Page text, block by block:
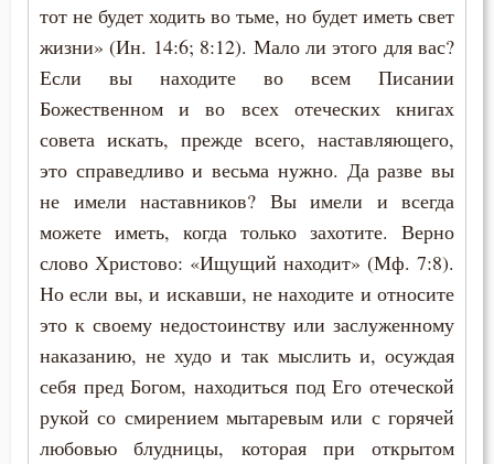
Нерадение
Оскорбление
Печаль
Познание себя
Помощь Божия
Пост
Почитание Бога
Промысел Божий
Пророчество
Марк Подвижник
Николай Сербский
Никон Оптинский (Беляев)
Петр Дамаскин
Симеон Новый Богослов
тот не будет ходить во тьме, но будет иметь свет
жизни» (Ин. 14:6; 8:12). Мало ли этого для вас?
Если вы находите во всем Писании
Божественном и во всех отеческих книгах
совета искать, прежде всего, наставляющего,
это справедливо и весьма нужно. Да разве вы
не имели наставников? Вы имели и всегда
можете иметь, когда только захотите. Верно
слово Христово: «Ищущий находит» (Мф. 7:8).
Но если вы, и искавши, не находите и относите
это к своему недостоинству или заслуженному
наказанию, не худо и так мыслить и, осуждая
себя пред Богом, находиться под Его отеческой
рукой со смирением мытаревым или с горячей
любовью блудницы, которая при открытом